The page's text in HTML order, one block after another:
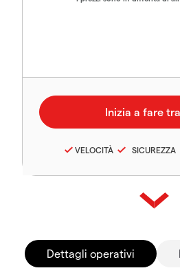
VELOCITÀ SICUREZZA
Dettagli operativi